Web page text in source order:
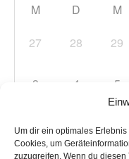
Um dir ein optimales
Cookies, um
zuzugreifen. Wenn du
M D M
27 28 29
3 4 5
10 11 12